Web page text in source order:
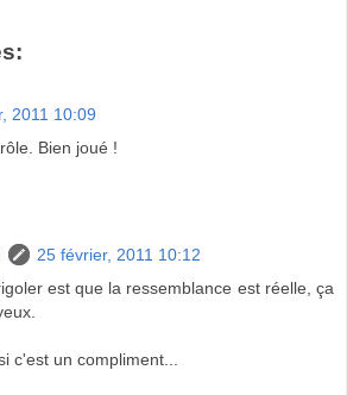
2011 10:09
Bien joué !
25 février, 2011 10:12
est que la ressemblance est réelle, ça
c'est un compliment...